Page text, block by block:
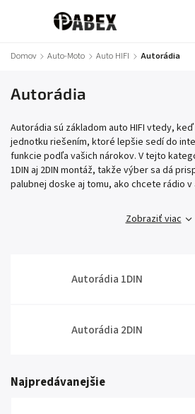
Domov / Auto-Moto / Auto HIFI / Autorádia
Autorádia
Autorádia sú základom auto HIFI vtedy,
jednotku riešením, ktoré lepšie sedí do
funkcie podľa vašich nárokov. V tejto
1DIN aj 2DIN montáž, takže výber sa dá
palubnej doske aj tomu, ako chcete rádio
Zobraziť viac
Autorádia 1DIN
Autorádia 2DIN
Najpredávanejšie